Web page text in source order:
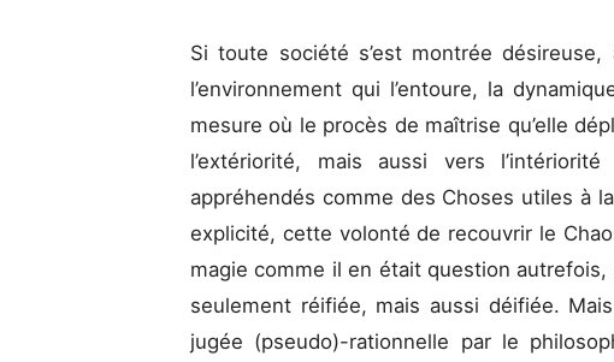
Si toute société s’est montrée
l’environnement qui l’entoure, la
mesure où le procès de maîtrise qu’elle
l’extériorité, mais aussi vers
appréhendés comme des Choses utiles à
explicité, cette volonté de recouvrir le
magie comme il en était question
seulement réifiée, mais aussi déifiée.
jugée (pseudo)-rationnelle par le